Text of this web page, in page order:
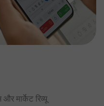
मार्केट रिव्यू